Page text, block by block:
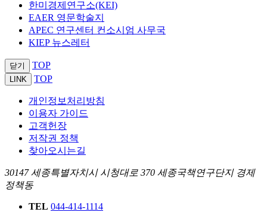
한미경제연구소(KEI)
EAER 영문학술지
APEC 연구센터 컨소시엄 사무국
KIEP 뉴스레터
닫기 TOP
LINK TOP
개인정보처리방침
이용자 가이드
고객헌장
저작권 정책
찾아오시는길
30147 세종특별자치시 시청대로 370 세종국책연구단지 경제
정책동
TEL 044-414-1114